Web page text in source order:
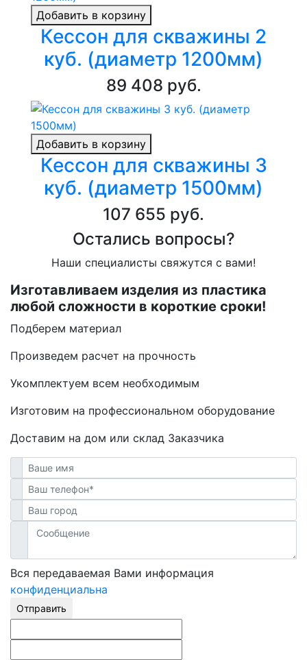
Добавить в корзину
Кессон для скважины 2
куб. (диаметр 1200мм)
89 408 руб.
Добавить в корзину
Кессон для скважины 3
куб. (диаметр 1500мм)
107 655 руб.
Остались вопросы?
Наши специалисты свяжутся с вами!
Изготавливаем изделия из пластика
любой сложности в короткие сроки!
Подберем материал
Произведем расчет на прочность
Укомплектуем всем необходимым
Изготовим на профессиональном оборудование
Доставим на дом или склад Заказчика
Вся передаваемая Вами информация
конфиденциальна
Отправить